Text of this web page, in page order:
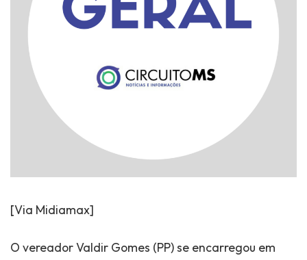
[Via Midiamax]
O vereador Valdir Gomes (PP) se encarregou em